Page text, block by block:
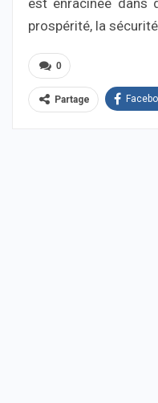
est enracinée dans
prospérité, la
0
Partage